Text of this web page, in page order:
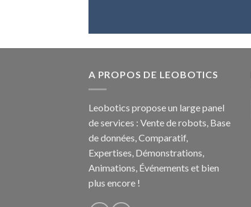
A PROPOS DE LEOBOTICS
Leobotics propose un large panel
de services : Vente de robots, Base
de données, Comparatif,
Expertises, Démonstrations,
Animations, Événements et bien
plus encore !